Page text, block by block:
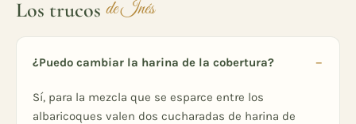
Los trucos de Inés
¿Puedo cambiar la harina de la cobertura?
Sí, para la mezcla que se esparce entre los
albaricoques valen dos cucharadas de harina de